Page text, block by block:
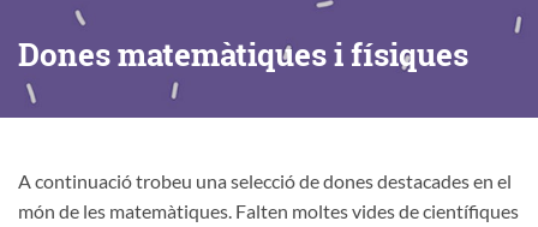
Dones matemàtiques i físiques
A continuació trobeu una selecció de dones destacades en el
món de les matemàtiques. Falten moltes vides de científiques